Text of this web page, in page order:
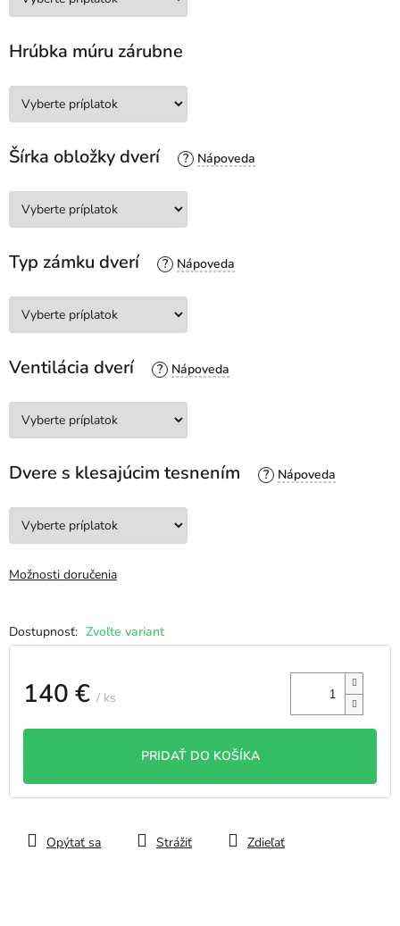
Zvoľte variant
Hrúbka múru zárubne
Šírka obložky dverí ?
Typ zámku dverí ?
Ventilácia dverí ?
Dvere s klesajúcim tesnením ?
Možnosti doručenia
140 € / ks
PRIDAŤ DO KOŠÍKA
Opýtať sa Strážiť Zdieľať